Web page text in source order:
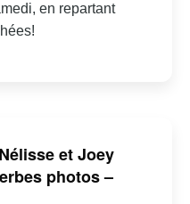
en repartant
et Joey
photos –